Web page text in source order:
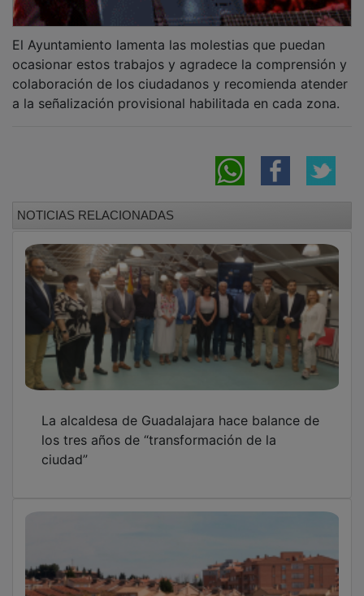
ocasionar estos trabajos y agradece la comprensión y
colaboración de los ciudadanos y recomienda atender
a la señalización provisional habilitada en cada zona.
los tres años de “transformación de la
ciudad”